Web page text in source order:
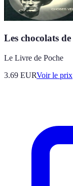
Les chocolats
Le Livre de Poche
3.69 EURVoir le prix